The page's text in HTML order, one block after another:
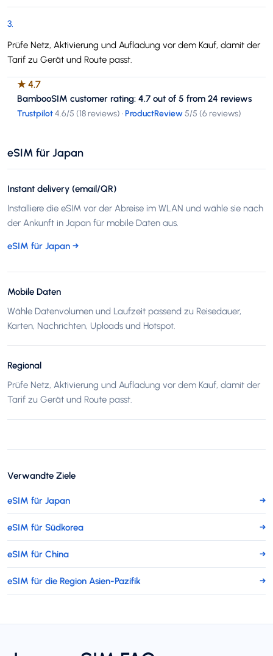
3.
Prüfe Netz, Aktivierung und Aufladung vor dem Kauf, damit der
Tarif zu Gerät und Route passt.
★4.7
BambooSIM customer rating: 4.7 out of 5 from 24 reviews
Trustpilot4.6/5 (18 reviews) ·ProductReview5/5 (6 reviews)
eSIM für Japan
Instant delivery (email/QR)
Installiere die eSIM vor der Abreise im WLAN und wähle sie nach
der Ankunft in Japan für mobile Daten aus.
eSIM für Japan →
Mobile Daten
Wähle Datenvolumen und Laufzeit passend zu Reisedauer,
Karten, Nachrichten, Uploads und Hotspot.
Regional
Prüfe Netz, Aktivierung und Aufladung vor dem Kauf, damit der
Tarif zu Gerät und Route passt.
Verwandte Ziele
eSIM für Japan →
eSIM für Südkorea →
eSIM für China →
eSIM für die Region Asien-Pazifik →